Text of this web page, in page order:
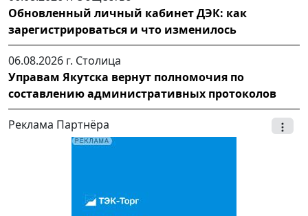
Обновленный личный кабинет ДЭК: как
зарегистрироваться и что изменилось
06.08.2026 г. Столица
Управам Якутска вернут полномочия по
составлению административных протоколов
Реклама Партнёра